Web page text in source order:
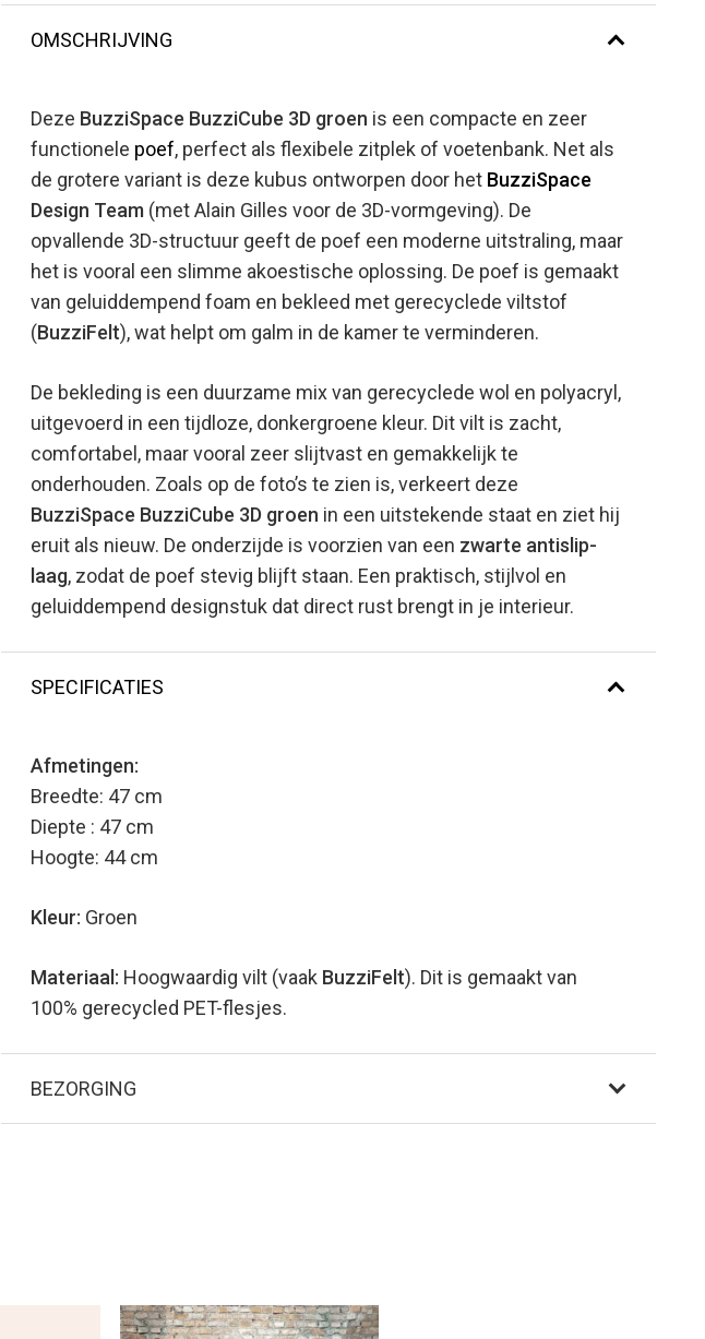
OMSCHRIJVING
Deze BuzziSpace BuzziCube 3D groen is een compacte en zeer
functionele poef, perfect als flexibele zitplek of voetenbank. Net als
de grotere variant is deze kubus ontworpen door het BuzziSpace
Design Team (met Alain Gilles voor de 3D-vormgeving). De
opvallende 3D-structuur geeft de poef een moderne uitstraling, maar
het is vooral een slimme akoestische oplossing. De poef is gemaakt
van geluiddempend foam en bekleed met gerecyclede viltstof
(BuzziFelt), wat helpt om galm in de kamer te verminderen.
De bekleding is een duurzame mix van gerecyclede wol en polyacryl,
uitgevoerd in een tijdloze, donkergroene kleur. Dit vilt is zacht,
comfortabel, maar vooral zeer slijtvast en gemakkelijk te
onderhouden. Zoals op de foto’s te zien is, verkeert deze
BuzziSpace BuzziCube 3D groen in een uitstekende staat en ziet hij
eruit als nieuw. De onderzijde is voorzien van een zwarte antislip-
laag, zodat de poef stevig blijft staan. Een praktisch, stijlvol en
geluiddempend designstuk dat direct rust brengt in je interieur.
SPECIFICATIES
Afmetingen:
Breedte: 47 cm
Diepte : 47 cm
Hoogte: 44 cm
Kleur: Groen
Materiaal: Hoogwaardig vilt (vaak BuzziFelt). Dit is gemaakt van
100% gerecycled PET-flesjes.
BEZORGING